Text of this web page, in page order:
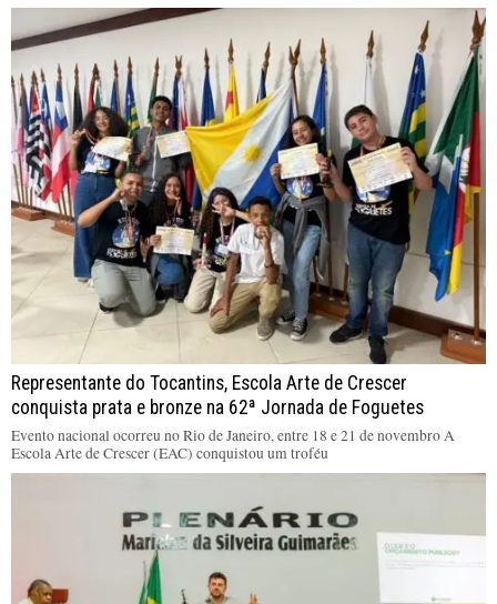
Representante do Tocantins, Escola Arte de Crescer
conquista prata e bronze na 62ª Jornada de Foguetes
Evento nacional ocorreu no Rio de Janeiro, entre 18 e 21 de novembro A
Escola Arte de Crescer (EAC) conquistou um troféu